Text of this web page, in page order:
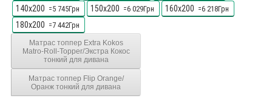
140x200 =5 745Грн 150x200 =6 029Грн 160x200 =6 218Грн
180x200 =7 442Грн
Матрас топпер Extra Kokos
Matro-Roll-Topper/Экстра Кокос
тонкий для дивана
Матрас топпер Flip Orange/
Оранж тонкий для дивана